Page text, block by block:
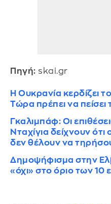
Πηγή: skai.gr
Η Ουκρανία κερδίζει
Τώρα πρέπει να πείσει
Γκαλιμπάφ: Οι
Νταχίγια δείχνουν
δεν θέλουν να
Δημοψήφισμα στην
«όχι» στο όριο των 10